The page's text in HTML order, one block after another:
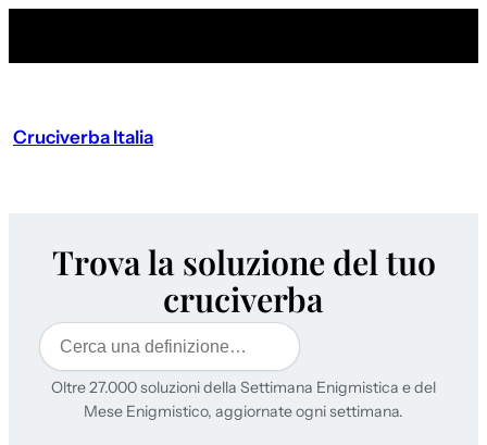
Cruciverba Italia
Trova la soluzione del tuo
cruciverba
Cerca
Oltre 27.000 soluzioni della Settimana Enigmistica e del
Mese Enigmistico, aggiornate ogni settimana.